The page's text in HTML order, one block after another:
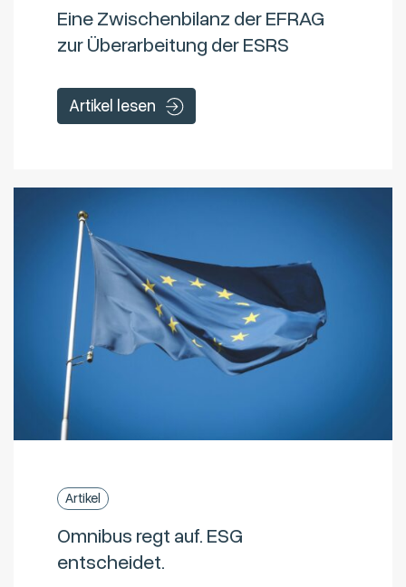
Eine Zwischenbilanz der EFRAG
zur Überarbeitung der ESRS
Artikel lesen
Artikel
Omnibus regt auf. ESG
entscheidet.